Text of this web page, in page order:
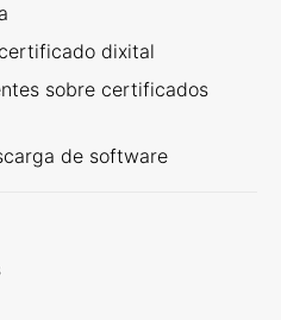
dixital
sobre certificados
de software